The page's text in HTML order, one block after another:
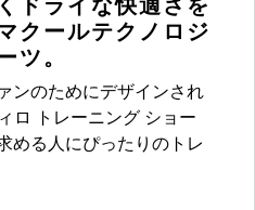
ドライな快適さを
クールテクノロジ
ツ。
ンのためにデザインされ
ロ トレーニング ショー
める人にぴったりのトレ